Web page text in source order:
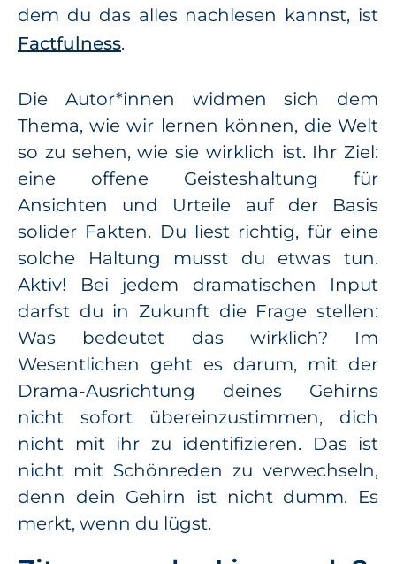
dem du das alles nachlesen kannst, ist
Factfulness.
Die Autor*innen widmen sich dem
Thema, wie wir lernen können, die Welt
so zu sehen, wie sie wirklich ist. Ihr Ziel:
eine offene Geisteshaltung für
Ansichten und Urteile auf der Basis
solider Fakten. Du liest richtig, für eine
solche Haltung musst du etwas tun.
Aktiv! Bei jedem dramatischen Input
darfst du in Zukunft die Frage stellen:
Was bedeutet das wirklich? Im
Wesentlichen geht es darum, mit der
Drama-Ausrichtung deines Gehirns
nicht sofort übereinzustimmen, dich
nicht mit ihr zu identifizieren. Das ist
nicht mit Schönreden zu verwechseln,
denn dein Gehirn ist nicht dumm. Es
merkt, wenn du lügst.